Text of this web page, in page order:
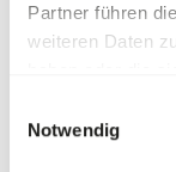
Partner führen
weiteren Daten
Notwendig
furthermore, due
young birds’
Topinsect
and field